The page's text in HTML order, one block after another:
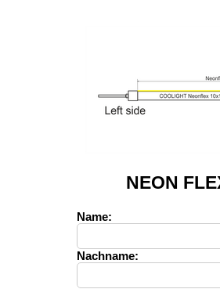
NEON
Name:
Nachname: